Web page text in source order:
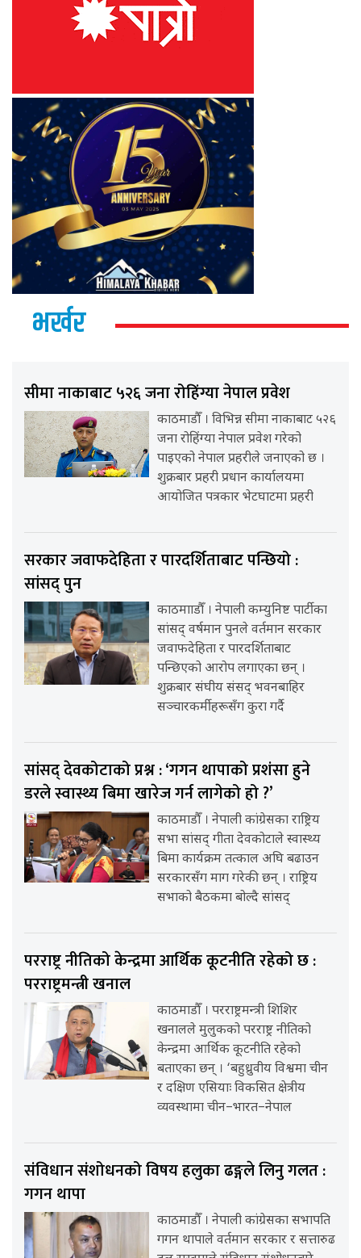
भर्खर
सीमा नाकाबाट ५२६ जना रोहिंग्या नेपाल प्रवेश
काठमाडौँ । विभिन्न सीमा नाकाबाट ५२६
जना रोहिंग्या नेपाल प्रवेश गरेको
पाइएको नेपाल प्रहरीले जनाएको छ ।
शुक्रबार प्रहरी प्रधान कार्यालयमा
आयोजित पत्रकार भेटघाटमा प्रहरी
सरकार जवाफदेहिता र पारदर्शिताबाट पन्छियो :
सांसद् पुन
काठमााडौँ । नेपाली कम्युनिष्ट पार्टीका
सांसद् वर्षमान पुनले वर्तमान सरकार
जवाफदेहिता र पारदर्शिताबाट
पन्छिएको आरोप लगाएका छन् ।
शुक्रबार संघीय संसद् भवनबाहिर
सञ्चारकर्मीहरूसँग कुरा गर्दै
सांसद् देवकोटाको प्रश्न : ‘गगन थापाको प्रशंसा हुने
डरले स्वास्थ्य बिमा खारेज गर्न लागेको हो ?’
काठमाडौँ । नेपाली कांग्रेसका राष्ट्रिय
सभा सांसद् गीता देवकोटाले स्वास्थ्य
बिमा कार्यक्रम तत्काल अघि बढाउन
सरकारसँग माग गरेकी छन् । राष्ट्रिय
सभाको बैठकमा बोल्दै सांसद्
परराष्ट्र नीतिको केन्द्रमा आर्थिक कूटनीति रहेको छ :
परराष्ट्रमन्त्री खनाल
काठमाडौँ । परराष्ट्रमन्त्री शिशिर
खनालले मुलुकको परराष्ट्र नीतिको
केन्द्रमा आर्थिक कूटनीति रहेको
बताएका छन् । ‘बहुध्रुवीय विश्वमा चीन
र दक्षिण एसियाः विकसित क्षेत्रीय
व्यवस्थामा चीन–भारत–नेपाल
संविधान संशोधनको विषय हलुका ढङ्गले लिनु गलत :
गगन थापा
काठमाडौँ । नेपाली कांग्रेसका सभापति
गगन थापाले वर्तमान सरकार र सत्तारुढ